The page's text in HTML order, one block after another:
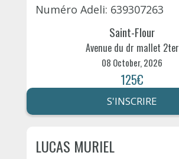
Numéro Adeli: 639307263
Saint-Flour
Avenue du dr mallet 2ter
08 October, 2026
125€
S'INSCRIRE
LUCAS MURIEL